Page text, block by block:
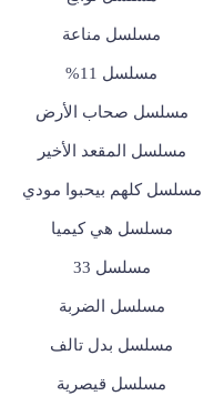
مسلسل مناعة
مسلسل 11%
مسلسل صحاب الأرض
مسلسل المقعد الأخير
مسلسل كلهم بيحبوا مودي
مسلسل هي كيميا
مسلسل 33
مسلسل الضربة
مسلسل بدل تالف
مسلسل قيصرية